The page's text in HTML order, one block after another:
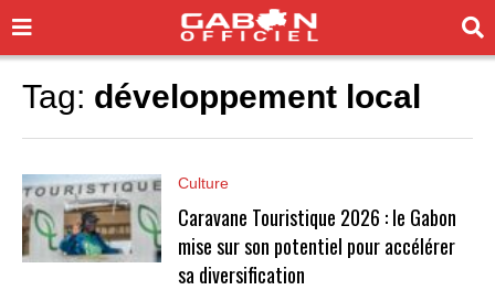
Tag: développement local
Culture
Caravane Touristique 2026 : le Gabon
mise sur son potentiel pour accélérer
sa diversification